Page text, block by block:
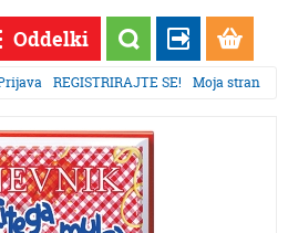
Oddelki
REGISTRIRAJTE SE! Moja stran